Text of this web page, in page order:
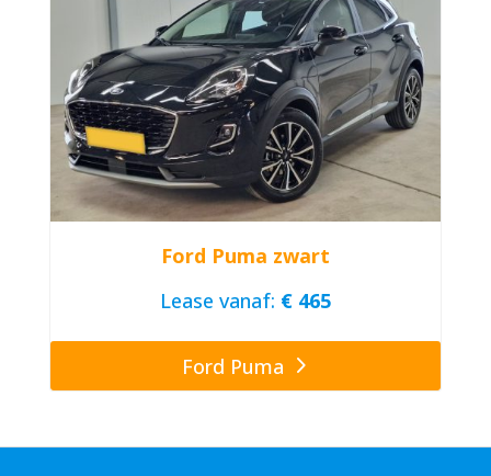
Ford Puma zwart
Lease vanaf: € 465
Ford Puma